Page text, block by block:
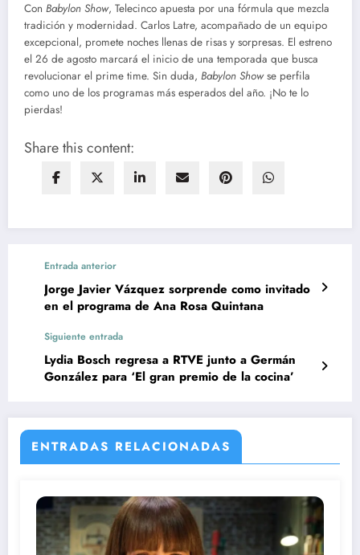
Con Babylon Show, Telecinco apuesta por una fórmula que mezcla
tradición y modernidad. Carlos Latre, acompañado de un equipo
excepcional, promete noches llenas de risas y sorpresas. El estreno
el 26 de agosto marcará el inicio de una temporada que busca
revolucionar el prime time. Sin duda, Babylon Showse perfila
como uno de los programas más esperados del año. ¡No te lo
pierdas!
Share this content:
Entrada anterior
Jorge Javier Vázquez sorprende como invitado
en el programa de Ana Rosa Quintana
Siguiente entrada
Lydia Bosch regresa a RTVE junto a Germán
González para ‘El gran premio de la cocina’
ENTRADAS RELACIONADAS